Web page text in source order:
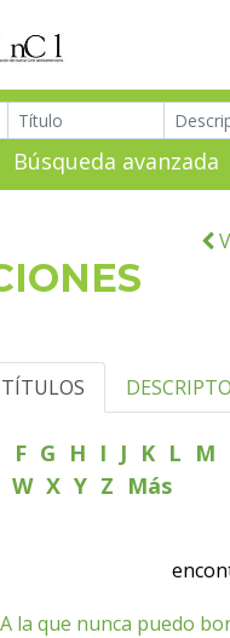
Búsqueda avanzada
TÍTULOS
F G H I J K L M
W X Y Z Más
la que nunca puedo